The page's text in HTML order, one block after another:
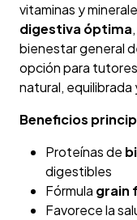
vitaminas y
digestiva óptima
bienestar general
opción para
natural,
Beneficios
Proteínas de
digestibles
Fórmula grain
Favorece la